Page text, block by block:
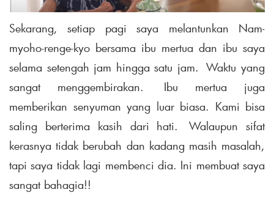
Sekarang, setiap pagi saya melantunkan Nam-
myoho-renge-kyo bersama ibu mertua dan ibu saya
selama setengah jam hingga satu jam. Waktu yang
sangat menggembirakan. Ibu mertua juga
memberikan senyuman yang luar biasa. Kami bisa
saling berterima kasih dari hati. Walaupun sifat
kerasnya tidak berubah dan kadang masih masalah,
tapi saya tidak lagi membenci dia. Ini membuat saya
sangat bahagia!!